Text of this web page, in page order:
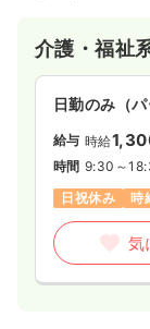
での活動だけで
たちが社会性を
子どもたちの成
感しやすい環境が
介護・福祉
日勤のみ（パ
給与 時給
時間 9:30～
日祝休み
時
気